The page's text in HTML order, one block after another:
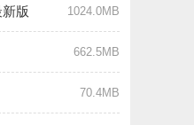
版 1024.0MB
662.5MB
70.4MB